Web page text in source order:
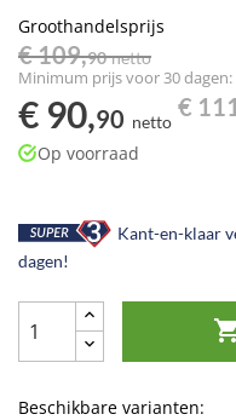
Groothandelsprijs
€ 109,90 netto
Minimum prijs voor 30 dagen:
€ 90,90 netto
€
Op voorraad
Kant-en-klaar
dagen!
Beschikbare varianten: